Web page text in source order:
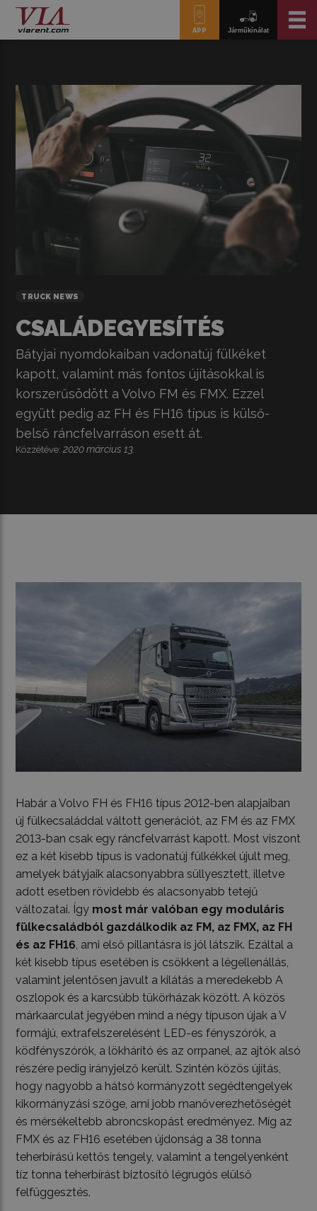
APP Járműkínálat
TRUCK NEWS
CSALÁDEGYESÍTÉS
Bátyjai nyomdokaiban vadonatúj fülkéket
kapott, valamint más fontos újításokkal is
korszerűsödött a Volvo FM és FMX. Ezzel
együtt pedig az FH és FH16 típus is külső-
belső ráncfelvarráson esett át.
Közzétéve:2020 március 13.
Habár a Volvo FH és FH16 típus 2012-ben alapjaiban
új fülkecsaláddal váltott generációt, az FM és az FMX
2013-ban csak egy ráncfelvarrást kapott. Most viszont
ez a két kisebb típus is vadonatúj fülkékkel újult meg,
amelyek bátyjaik alacsonyabbra süllyesztett, illetve
adott esetben rövidebb és alacsonyabb tetejű
változatai. Így most már valóban egy moduláris
fülkecsaládból gazdálkodik az FM, az FMX, az FH
és az FH16, ami első pillantásra is jól látszik. Ezáltal a
két kisebb típus esetében is csökkent a légellenállás,
valamint jelentősen javult a kilátás a meredekebb A
oszlopok és a karcsúbb tükörházak között. A közös
márkaarculat jegyében mind a négy típuson újak a V
formájú, extrafelszerelésént LED-es fényszórók, a
ködfényszórók, a lökhárító és az orrpanel, az ajtók alsó
részére pedig irányjelző került. Szintén közös újítás,
hogy nagyobb a hátsó kormányzott segédtengelyek
kikormányzási szöge, ami jobb manőverezhetőségét
és mérsékeltebb abroncskopást eredményez. Míg az
FMX és az FH16 esetében újdonság a 38 tonna
teherbírású kettős tengely, valamint a tengelyenként
tíz tonna teherbírást biztosító légrugós elülső
felfüggesztés.